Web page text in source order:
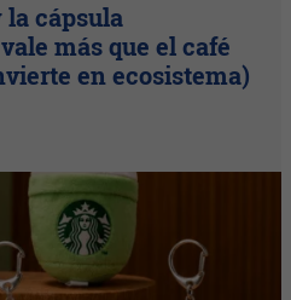
la cápsula
más que el café
en ecosistema)